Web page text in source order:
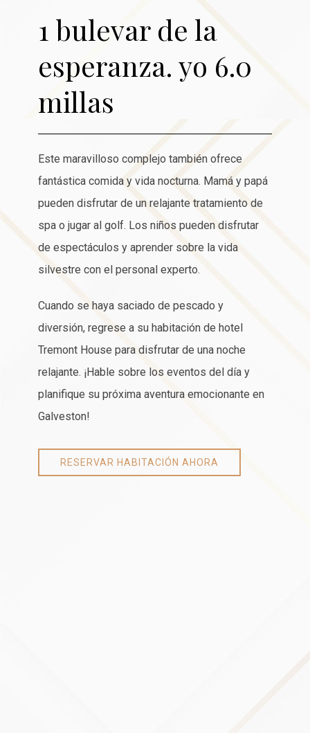
1 bulevar de la
esperanza. yo 6.0
millas
Este maravilloso complejo también ofrece
fantástica comida y vida nocturna. Mamá y papá
pueden disfrutar de un relajante tratamiento de
spa o jugar al golf. Los niños pueden disfrutar
de espectáculos y aprender sobre la vida
silvestre con el personal experto.
Cuando se haya saciado de pescado y
diversión, regrese a su habitación de hotel
Tremont House para disfrutar de una noche
relajante. ¡Hable sobre los eventos del día y
planifique su próxima aventura emocionante en
Galveston!
RESERVAR HABITACIÓN AHORA